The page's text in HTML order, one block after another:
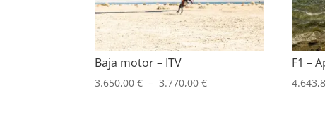
Baja motor – ITV
3.650,00€ – 3.770,00€Plage
F1 –